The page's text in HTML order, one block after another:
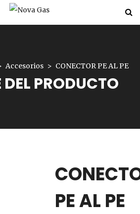
Accesorios CONECTOR PE AL PE
DEL PRODUCTO
PE AL PE